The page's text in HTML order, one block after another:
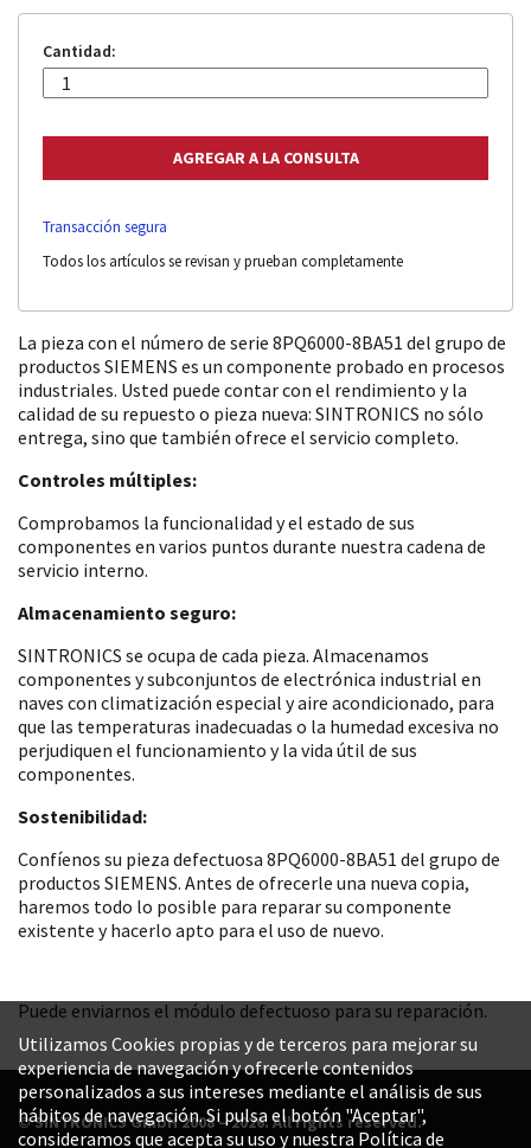
Cantidad:
Transacción segura
Todos los artículos se revisan y prueban completamente
La pieza con el número de serie 8PQ6000-8BA51 del grupo de
productos SIEMENS es un componente probado en procesos
industriales. Usted puede contar con el rendimiento y la
calidad de su repuesto o pieza nueva: SINTRONICS no sólo
entrega, sino que también ofrece el servicio completo.
Controles múltiples:
Comprobamos la funcionalidad y el estado de sus
componentes en varios puntos durante nuestra cadena de
servicio interno.
Almacenamiento seguro:
SINTRONICS se ocupa de cada pieza. Almacenamos
componentes y subconjuntos de electrónica industrial en
naves con climatización especial y aire acondicionado, para
que las temperaturas inadecuadas o la humedad excesiva no
perjudiquen el funcionamiento y la vida útil de sus
componentes.
Sostenibilidad:
Confíenos su pieza defectuosa 8PQ6000-8BA51 del grupo de
productos SIEMENS. Antes de ofrecerle una nueva copia,
haremos todo lo posible para reparar su componente
existente y hacerlo apto para el uso de nuevo.
Puede enviarnos el módulo defectuoso para su reparación.
© SINTRONICS GmbH 2008 – 2026. All rights reserved.
Utilizamos Cookies propias y de terceros para mejorar su
experiencia de navegación y ofrecerle contenidos
personalizados a sus intereses mediante el análisis de sus
hábitos de navegación. Si pulsa el botón "Aceptar",
consideramos que acepta su uso y nuestra Política de